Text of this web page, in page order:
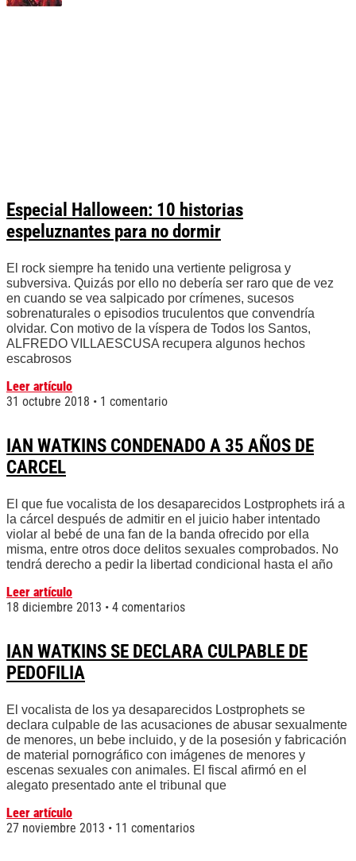
Especial Halloween: 10 historias
espeluznantes para no dormir
El rock siempre ha tenido una vertiente peligrosa y
subversiva. Quizás por ello no debería ser raro que de vez
en cuando se vea salpicado por crímenes, sucesos
sobrenaturales o episodios truculentos que convendría
olvidar. Con motivo de la víspera de Todos los Santos,
ALFREDO VILLAESCUSA recupera algunos hechos
escabrosos
Leer artículo
31 octubre 2018
1 comentario
IAN WATKINS CONDENADO A 35 AÑOS DE
CARCEL
El que fue vocalista de los desaparecidos Lostprophets irá a
la cárcel después de admitir en el juicio haber intentado
violar al bebé de una fan de la banda ofrecido por ella
misma, entre otros doce delitos sexuales comprobados. No
tendrá derecho a pedir la libertad condicional hasta el año
Leer artículo
18 diciembre 2013
4 comentarios
IAN WATKINS SE DECLARA CULPABLE DE
PEDOFILIA
El vocalista de los ya desaparecidos Lostprophets se
declara culpable de las acusaciones de abusar sexualmente
de menores, un bebe incluido, y de la posesión y fabricación
de material pornográfico con imágenes de menores y
escenas sexuales con animales. El fiscal afirmó en el
alegato presentado ante el tribunal que
Leer artículo
27 noviembre 2013
11 comentarios